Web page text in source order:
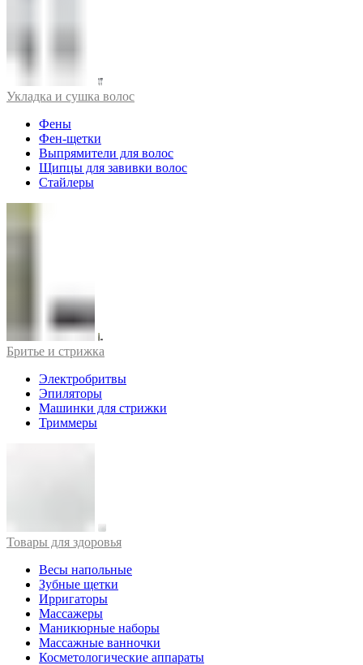
Укладка и сушка волос
Фены
Фен-щетки
Выпрямители для волос
Щипцы для завивки волос
Стайлеры
Бритье и стрижка
Электробритвы
Эпиляторы
Машинки для стрижки
Триммеры
Товары для здоровья
Весы напольные
Зубные щетки
Ирригаторы
Массажеры
Маникюрные наборы
Массажные ванночки
Косметологические аппараты